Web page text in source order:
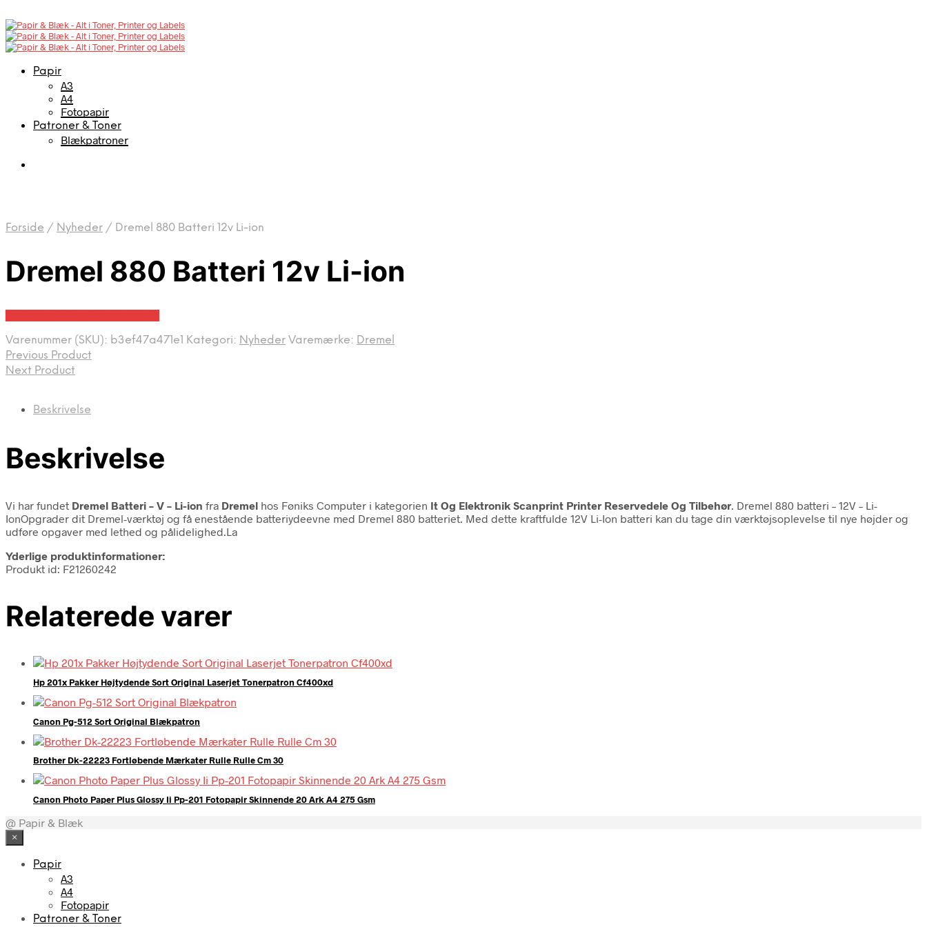
Papir
A3
A4
Fotopapir
Patroner & Toner
Blækpatroner
Forside / Nyheder / Dremel 880 Batteri 12v Li-ion
Dremel 880 Batteri 12v Li-ion
Varenummer (SKU): b3ef47a471e1 Kategori: Nyheder Varemærke: Dremel
Previous Product
Next Product
Beskrivelse
Beskrivelse
Vi har fundet Dremel Batteri – V – Li-ion fra Dremel hos Føniks Computer i kategorien It Og Elektronik Scanprint Printer Reservedele Og Tilbehør . Dremel 880 batteri – 12V – Li-
IonOpgrader dit Dremel-værktøj og få enestående batteriydeevne med Dremel 880 batteriet. Med dette kraftfulde 12V Li-Ion batteri kan du tage din værktøjsoplevelse til nye højder og
udføre opgaver med lethed og pålidelighed.La
Yderlige produktinformationer:
Produkt id: F21260242
Relaterede varer
Hp 201x Pakker Højtydende Sort Original Laserjet Tonerpatron Cf400xd
Canon Pg-512 Sort Original Blækpatron
Brother Dk-22223 Fortløbende Mærkater Rulle Rulle Cm 30
Canon Photo Paper Plus Glossy Ii Pp-201 Fotopapir Skinnende 20 Ark A4 275 Gsm
@ Papir & Blæk
×
Papir
A3
A4
Fotopapir
Patroner & Toner